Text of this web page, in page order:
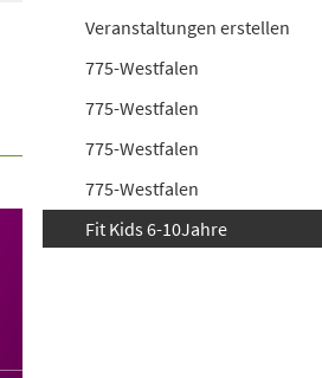
Veranstaltungen erstellen
775-Westfalen
775-Westfalen
775-Westfalen
775-Westfalen
Fit Kids 6-10Jahre